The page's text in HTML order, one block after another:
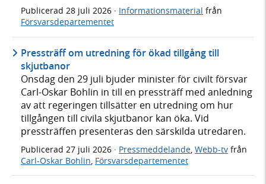
Publicerad 28 juli 2026 · Informationsmaterial från
Försvarsdepartementet
Pressträff om utredning för ökad tillgång till
skjutbanor
Onsdag den 29 juli bjuder minister för civilt försvar
Carl-Oskar Bohlin in till en pressträff med anledning
av att regeringen tillsätter en utredning om hur
tillgången till civila skjutbanor kan öka. Vid
pressträffen presenteras den särskilda utredaren.
Publicerad 27 juli 2026 · Pressmeddelande, Webb-tv från
Carl-Oskar Bohlin, Försvarsdepartementet